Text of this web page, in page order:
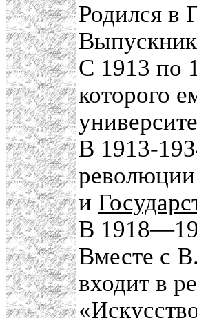
Родился в
Выпускник
С 1913 по
которого
В 1913-
и
В
Вместе с
входит в